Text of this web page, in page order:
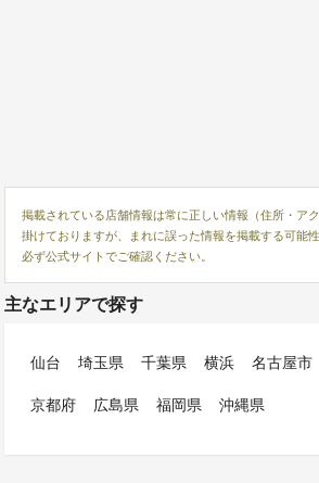
掲載されている店舗情報は常に正しい情報（住所・ア
掛けておりますが、まれに誤った情報を掲載する可能
必ず公式サイトでご確認ください。
主なエリアで探す
仙台 埼玉県 千葉県 横浜 名古屋市
京都府
広島県 福岡県 沖縄県